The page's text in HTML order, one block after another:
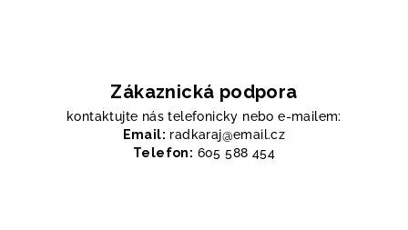
Zákaznická podpora
kontaktujte nás telefonicky nebo e-mailem:
Email: radkaraj@email.cz
Telefon: 605 588 454